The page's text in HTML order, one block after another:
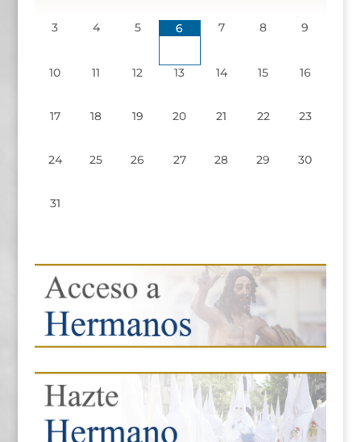
3 4 5 6 7 8 9
10 11 12 13 14 15 16
17 18 19 20 21 22 23
24 25 26 27 28 29 30
31